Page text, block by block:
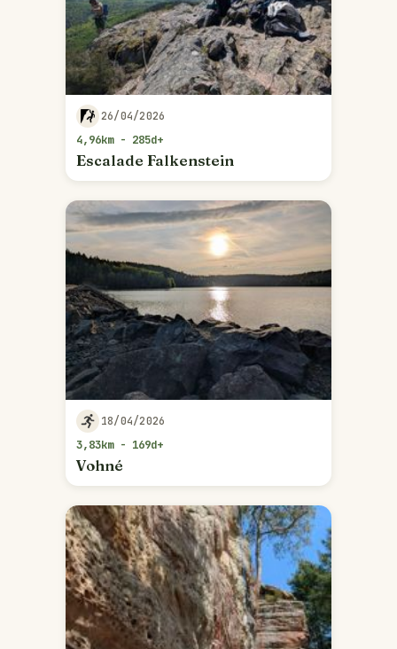
26/04/2026
4,96km - 285d+
Escalade Falkenstein
18/04/2026
3,83km - 169d+
Vohné